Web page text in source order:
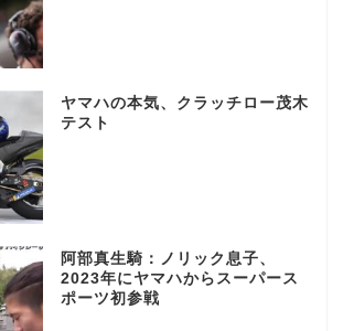
ヤマハの本気、クラッチロー茂木
テスト
阿部真生騎：ノリック息子、
2023年にヤマハからスーパース
ポーツ初参戦